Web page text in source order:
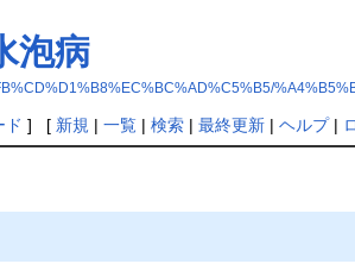
泡病
ド ] [ 新規 | 一覧| 検索| 最終更新| ヘルプ|